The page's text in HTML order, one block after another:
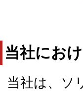
当社にお
当社は、ソ